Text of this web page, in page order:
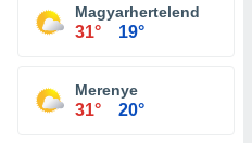
Magyarhertelend
31° 19°
Merenye
31° 20°